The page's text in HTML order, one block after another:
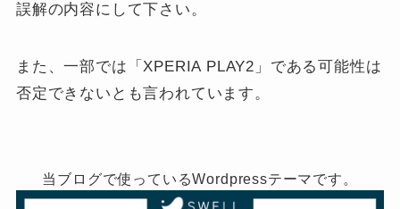
誤解の内容にして下さい。
また、一部では「XPERIA PLAY2」である可能性は
否定できないとも言われています。
当ブログで使っているWordpressテーマです。